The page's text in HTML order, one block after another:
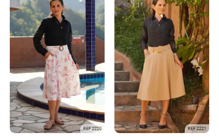
REF 2220 REF 2221